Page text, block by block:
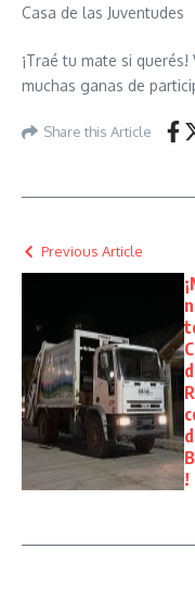
Casa de las Juventudes
¡Traé tu mate si
muchas ganas de
Share this Article
Previous Article
!